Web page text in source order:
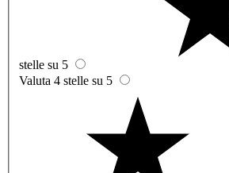
stelle su 5
Valuta 4 stelle su 5